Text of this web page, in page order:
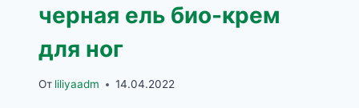
черная ель био-крем
для ног
От liliyaadm 14.04.2022